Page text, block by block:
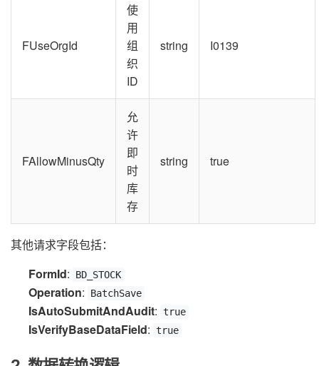
FUseOrgId
使
用
组
织
ID
string I0139
FAllowMinusQty
允
许
即
时
库
存
string true
其他请求字段包括：
FormId: BD_STOCK
Operation: BatchSave
IsAutoSubmitAndAudit: true
IsVerifyBaseDataField: true